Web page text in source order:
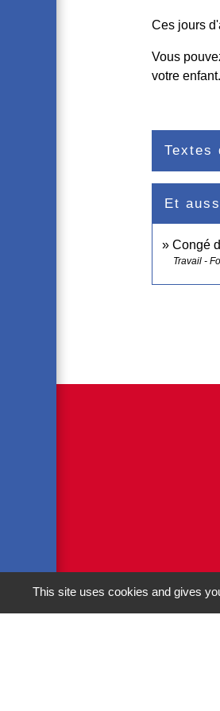
Ces jours
Vous
votre enfant.
Textes
Et
Congé
Travail -
This site uses cookies and gives